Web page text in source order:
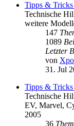
Tipps &
Technische
weitere
147
1089
Letzter
von
31. Jul
Tipps &
Technische
EV, Marvel,
2005
36